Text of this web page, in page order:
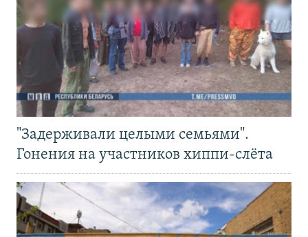
"Задерживали целыми семьями".
Гонения на участников хиппи-слёта